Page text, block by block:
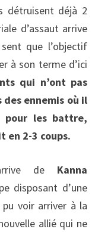
détruisent déjà 2
d’assaut arrive
que l’objectif
à son terme d’ici
qui n’ont pas
ennemis où il
pour les battre,
en 2-3 coups.
de Kanna
disposant d’une
voir arriver à la
allié qui ne